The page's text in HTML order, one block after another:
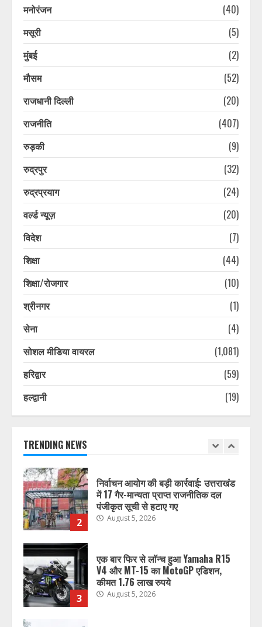
मनोरंजन
(40)
मसूरी
(5)
मुंबई
(2)
मौसम
(52)
राजधानी दिल्ली
(20)
राजनीति
(407)
रुड़की
(9)
रुद्रपुर
(32)
रुद्रप्रयाग
(24)
वर्ल्ड न्यूज़
(20)
विदेश
(7)
शिक्षा
(44)
शिक्षा/रोजगार
(10)
श्रीनगर
(1)
सेना
(4)
सोशल मीडिया वायरल
(1,081)
हरिद्वार
(59)
हल्द्वानी
(19)
TRENDING NEWS
4
उत्तराखंड के इन 2 जिलों में आज बहुत भारी
बारिश का अलर्ट, स्कूलों-आंगनबाड़ी केंद्रों
डोईवाला में चलती कार में लगी भीषण आग,
August 5, 2026
कुमाऊं कमिश्नर और नैनीताल विधायक को
मिला एसआईआर का नोटिस, सरिता आर्या ने
बताया कारण
7
उत्तराखंड में 17 राजनीतिक दलों को झटका,
मिलेगा आधुनिक कोल्ड स्टोरेज का लाभ,
किसानों की आय बढ़ाने की दिशा में बड़ी
पहल
2
निर्वाचन आयोग की बड़ी कार्रवाई: उत्तराखंड
में 17 गैर-मान्यता प्राप्त राजनीतिक दल
3
एक बार फिर से लॉन्च हुआ Yamaha R15
V4 और MT-15 का MotoGP एडिशन,
कीमत 1.76 लाख रुपये
August 5, 2026
4
उत्तराखंड के इन 2 जिलों में आज बहुत भारी
बारिश का अलर्ट, स्कूलों-आंगनबाड़ी केंद्रों
की छुट्टी, CM ने की ये अपील
August 5, 2026